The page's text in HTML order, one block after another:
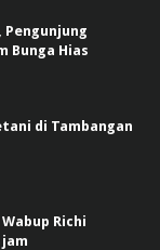
Pengunjung
Bunga Hias
di Tambangan
Richi